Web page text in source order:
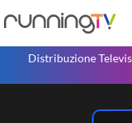
Distribuzione